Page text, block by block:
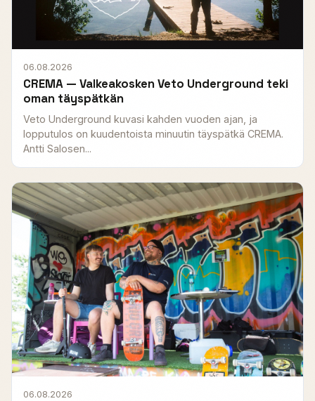
06.08.2026
CREMA — Valkeakosken Veto Underground teki
oman täyspätkän
Veto Underground kuvasi kahden vuoden ajan, ja
lopputulos on kuudentoista minuutin täyspätkä CREMA.
Antti Salosen...
06.08.2026